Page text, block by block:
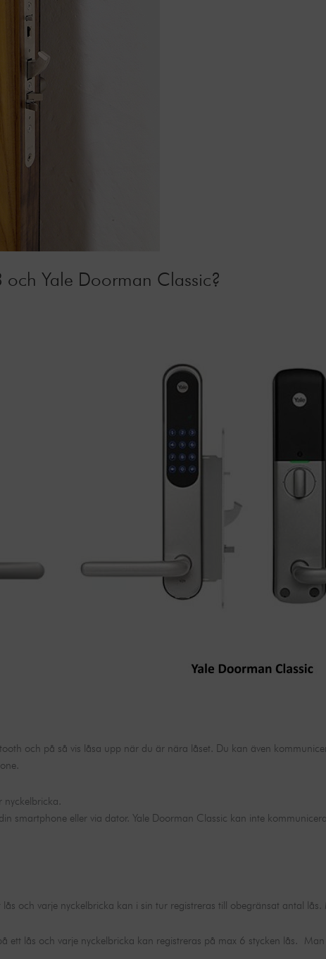
Yale Doorman Classic?
och på så vis låsa upp när du är nära låset. Du kan även
nyckelbricka.
smartphone eller via dator. Yale Doorman Classic kan inte
och varje nyckelbricka kan i sin tur registreras till obegränsat antal
ett lås och varje nyckelbricka kan registreras på max 6 stycken lås.